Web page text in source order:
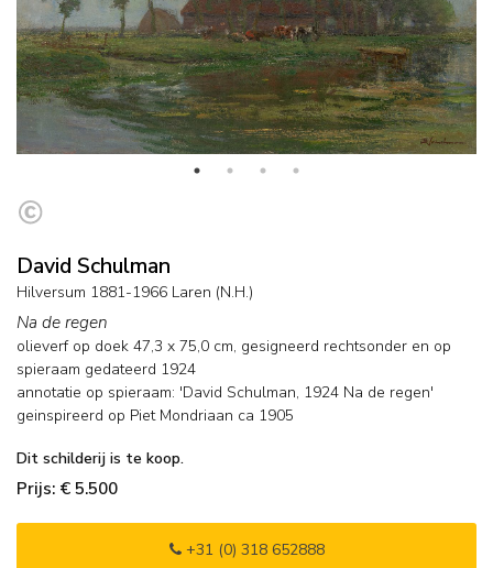
David Schulman
Hilversum 1881-1966 Laren (N.H.)
Na de regen
olieverf op doek 47,3 x 75,0 cm, gesigneerd rechtsonder en op
spieraam gedateerd 1924
annotatie op spieraam: 'David Schulman, 1924 Na de regen'
geinspireerd op Piet Mondriaan ca 1905
Dit schilderij is te koop.
Prijs: € 5.500
+31 (0) 318 652888